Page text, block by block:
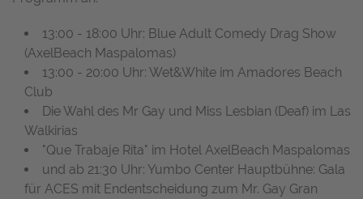
13:00 - 18:00 Uhr: Blue Adult Comedy Drag Show
(AxelBeach Maspalomas)
13:00 - 20:00 Uhr: Wet&White im Amadores Beach
Club
Die Wahl des Mr Gay und Miss Lesbian (Deaf) im Las
Walkirias
"Que Trabaje Rita" im Hotel AxelBeach Maspalomas
und ab 21:30 Uhr: Yumbo Center Hauptbühne: Gala
für ACES mit Endentscheidung zum Mr. Gay Gran